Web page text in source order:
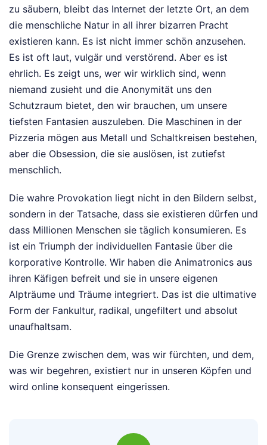
zu säubern, bleibt das Internet der letzte Ort, an dem
die menschliche Natur in all ihrer bizarren Pracht
existieren kann. Es ist nicht immer schön anzusehen.
Es ist oft laut, vulgär und verstörend. Aber es ist
ehrlich. Es zeigt uns, wer wir wirklich sind, wenn
niemand zusieht und die Anonymität uns den
Schutzraum bietet, den wir brauchen, um unsere
tiefsten Fantasien auszuleben. Die Maschinen in der
Pizzeria mögen aus Metall und Schaltkreisen bestehen,
aber die Obsession, die sie auslösen, ist zutiefst
menschlich.
Die wahre Provokation liegt nicht in den Bildern selbst,
sondern in der Tatsache, dass sie existieren dürfen und
dass Millionen Menschen sie täglich konsumieren. Es
ist ein Triumph der individuellen Fantasie über die
korporative Kontrolle. Wir haben die Animatronics aus
ihren Käfigen befreit und sie in unsere eigenen
Alpträume und Träume integriert. Das ist die ultimative
Form der Fankultur, radikal, ungefiltert und absolut
unaufhaltsam.
Die Grenze zwischen dem, was wir fürchten, und dem,
was wir begehren, existiert nur in unseren Köpfen und
wird online konsequent eingerissen.